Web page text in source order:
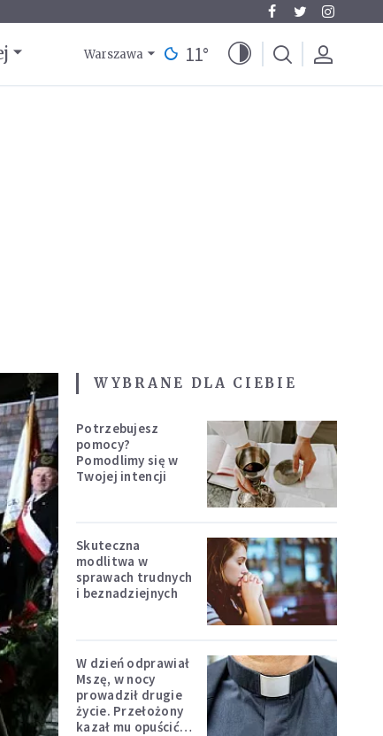
Warszawa 11°
WYBRANE DLA CIEBIE
Potrzebujesz
pomocy?
Pomodlimy się w
Twojej intencji
Skuteczna
modlitwa w
sprawach trudnych
i beznadziejnych
W dzień odprawiał
Mszę, w nocy
prowadził drugie
życie. Przełożony
kazał mu opuścić